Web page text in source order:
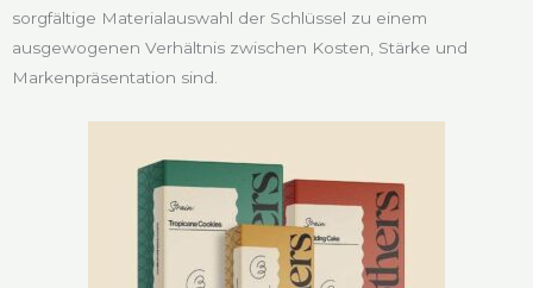
sorgfältige Materialauswahl der Schlüssel zu einem
ausgewogenen Verhältnis zwischen Kosten, Stärke und
Markenpräsentation sind.